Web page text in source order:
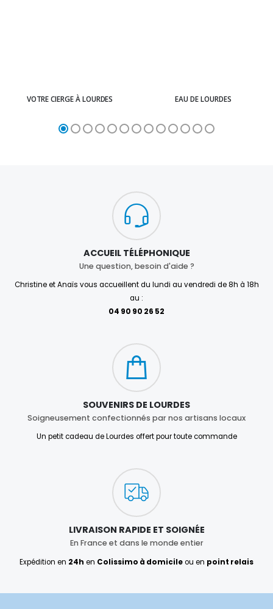
VOTRE CIERGE À LOURDES EAU DE LOURDES
ACCUEIL TÉLÉPHONIQUE
Une question, besoin d'aide ?
Christine et Anaïs vous accueillent du lundi au vendredi de 8h à 18h
au :
04 90 90 26 52
SOUVENIRS DE LOURDES
Soigneusement confectionnés par nos artisans locaux
Un petit cadeau de Lourdes offert pour toute commande
LIVRAISON RAPIDE ET SOIGNÉE
En France et dans le monde entier
Expédition en 24h en Colissimo à domicileou en point relais